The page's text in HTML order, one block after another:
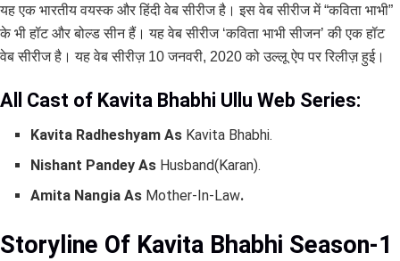
यह एक भारतीय वयस्क और हिंदी वेब सीरीज है। इस वेब सीरीज में “कविता भाभी”
के भी हॉट और बोल्ड सीन हैं। यह वेब सीरीज ‘कविता भाभी सीजन’ की एक हॉट
वेब सीरीज है। यह वेब सीरीज़ 10 जनवरी, 2020 को उल्लू ऐप पर रिलीज़ हुई।
All Cast of Kavita Bhabhi Ullu Web Series:
Kavita Radheshyam As Kavita Bhabhi.
Nishant Pandey As Husband(Karan).
Amita Nangia As Mother-In-Law.
Storyline Of Kavita Bhabhi Season-1